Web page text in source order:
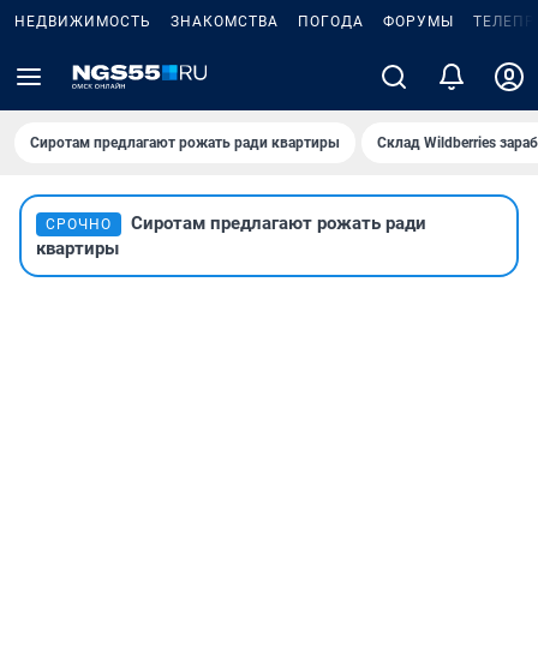
НЕДВИЖИМОСТЬ ЗНАКОМСТВА ПОГОДА ФОРУМЫ
Сиротам предлагают рожать ради квартиры Склад Wildberries
СРОЧНО
Сиротам предлагают рожать ради
квартиры